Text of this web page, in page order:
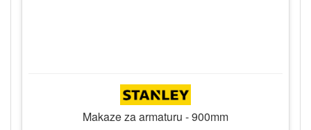
Makaze za armaturu - 900mm